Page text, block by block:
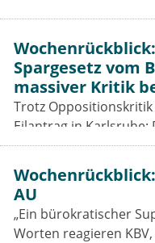
Spargesetz vom
massiver Kritik
Trotz
Eilantrag in Karlsruhe:
Vertragsärzte bleiben
AU
„Ein bürokratischer
Worten reagieren